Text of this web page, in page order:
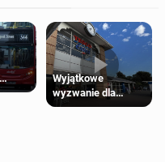
Wyjątkowe
wyzwanie dla
posiadaczy kart